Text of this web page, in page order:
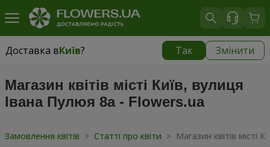
Доставка вКиїв? Так Змінити
Доставка вКиїв
Магазин квітів місті Київ, вулиця
Івана Пулюя 8а - Flowers.ua
Замовлення квітів > Статті про квіти > Магазин квітів місті